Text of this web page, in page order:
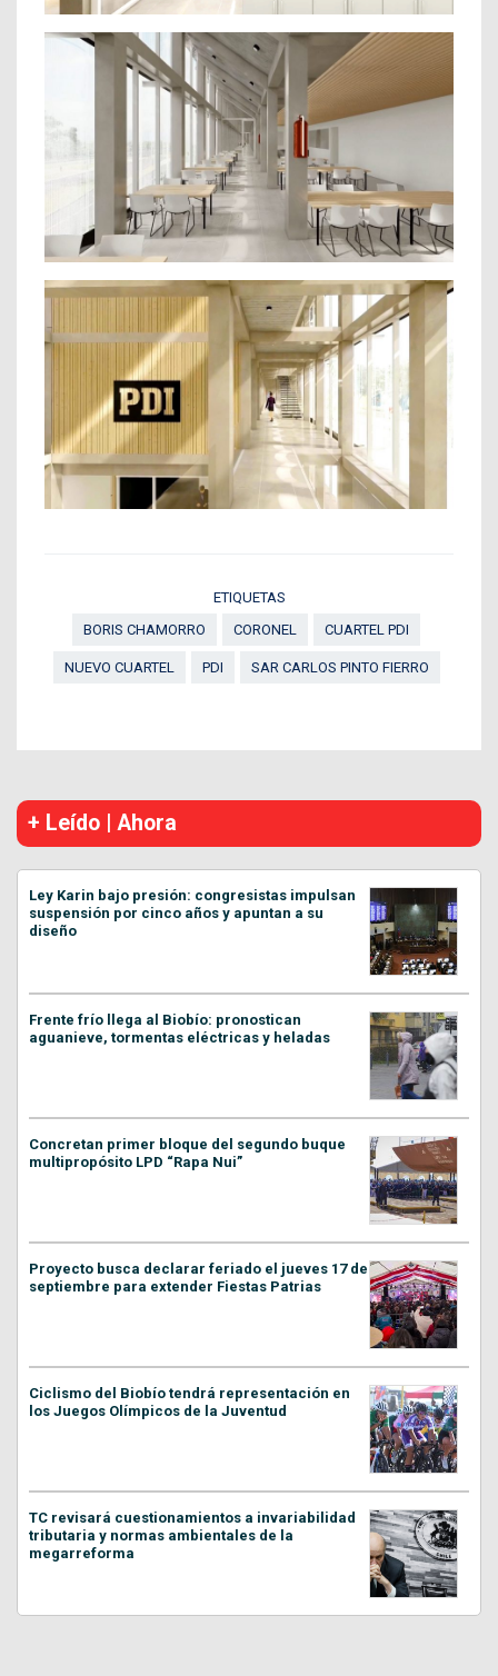
ETIQUETAS
BORIS CHAMORRO
CORONEL CUARTEL PDI
NUEVO CUARTEL PDI SAR CARLOS PINTO FIERRO
+ Leído | Ahora
Ley Karin bajo presión: congresistas impulsan
suspensión por cinco años y apuntan a su
diseño
Frente frío llega al Biobío: pronostican
aguanieve, tormentas eléctricas y heladas
Concretan primer bloque del segundo buque
multipropósito LPD “Rapa Nui”
Proyecto busca declarar feriado el jueves 17 de
septiembre para extender Fiestas Patrias
Ciclismo del Biobío tendrá representación en
los Juegos Olímpicos de la Juventud
TC revisará cuestionamientos a invariabilidad
tributaria y normas ambientales de la
megarreforma